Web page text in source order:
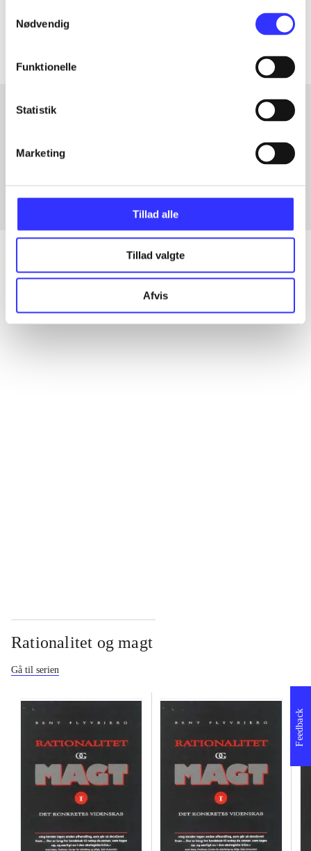
Nødvendig
Funktionelle
Statistik
Marketing
Tillad alle
Tillad valgte
Afvis
Artiklerne i
Fra
Alle registrerede artikler fordelt på udgivelser
Rationalitet og magt
Gå til serien
Feedback